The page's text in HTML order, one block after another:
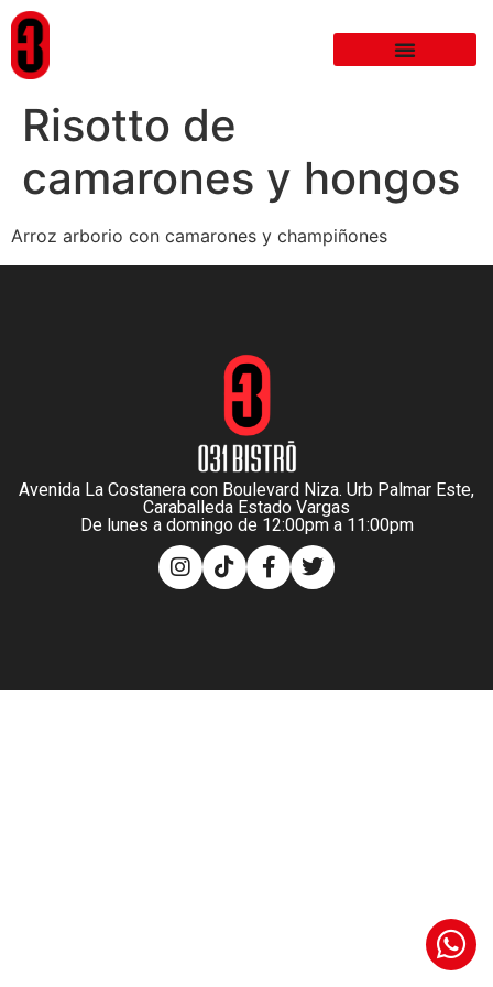
Risotto de
camarones y hongos
Arroz arborio con camarones y champiñones
Avenida La Costanera con Boulevard Niza. Urb Palmar Este,
Caraballeda Estado Vargas
De lunes a domingo de 12:00pm a 11:00pm